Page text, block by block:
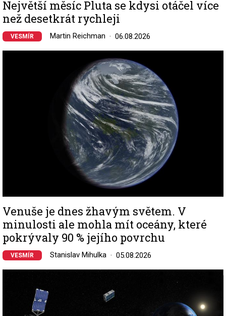
Největší měsíc Pluta se kdysi otáčel více
než desetkrát rychleji
VESMÍR Martin Reichman 06.08.2026
Venuše je dnes žhavým světem. V
minulosti ale mohla mít oceány, které
pokrývaly 90 % jejího povrchu
VESMÍR Stanislav Mihulka 05.08.2026